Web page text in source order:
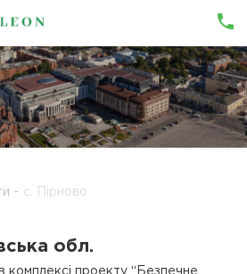
- с. Пірново
обл.
комплексі проекту “Безпечне